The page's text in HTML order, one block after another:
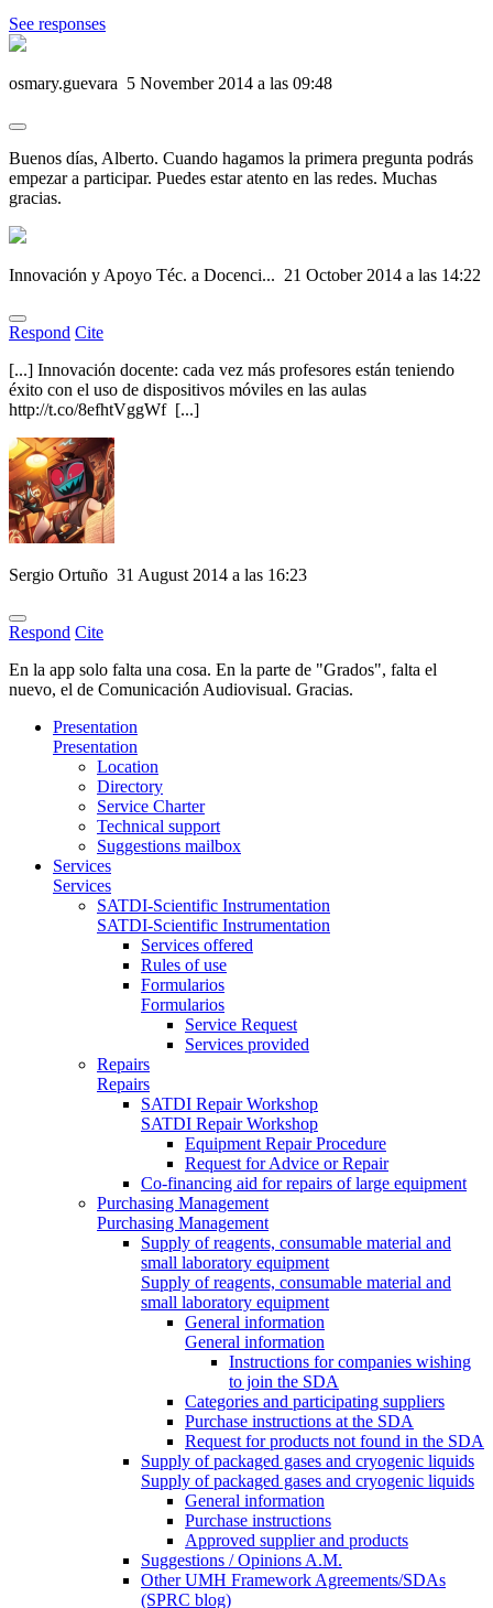
See responses
osmary.guevara 5 November 2014 a las 09:48
Buenos días, Alberto. Cuando hagamos la primera pregunta podrás
empezar a participar. Puedes estar atento en las redes. Muchas
gracias.
Innovación y Apoyo Téc. a Docenci... 21 October 2014 a las 14:22
Respond Cite
[...] Innovación docente: cada vez más profesores están teniendo
éxito con el uso de dispositivos móviles en las aulas
http://t.co/8efhtVggWf [...]
Sergio Ortuño 31 August 2014 a las 16:23
Respond Cite
En la app solo falta una cosa. En la parte de "Grados", falta el
nuevo, el de Comunicación Audiovisual. Gracias.
Presentation
Presentation
Location
Directory
Service Charter
Technical support
Suggestions mailbox
Services
Services
SATDI-Scientific Instrumentation
SATDI-Scientific Instrumentation
Services offered
Rules of use
Formularios
Formularios
Service Request
Services provided
Repairs
Repairs
SATDI Repair Workshop
SATDI Repair Workshop
Equipment Repair Procedure
Request for Advice or Repair
Co-financing aid for repairs of large equipment
Purchasing Management
Purchasing Management
Supply of reagents, consumable material and
small laboratory equipment
Supply of reagents, consumable material and
small laboratory equipment
General information
General information
Instructions for companies wishing
to join the SDA
Categories and participating suppliers
Purchase instructions at the SDA
Request for products not found in the SDA
Supply of packaged gases and cryogenic liquids
Supply of packaged gases and cryogenic liquids
General information
Purchase instructions
Approved supplier and products
Suggestions / Opinions A.M.
Other UMH Framework Agreements/SDAs
(SPRC blog)